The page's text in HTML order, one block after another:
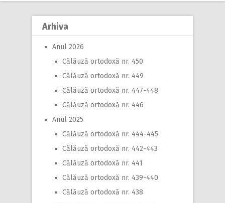
Arhiva
Anul 2026
Călăuză ortodoxă nr. 450
Călăuză ortodoxă nr. 449
Călăuză ortodoxă nr. 447-448
Călăuză ortodoxă nr. 446
Anul 2025
Călăuză ortodoxă nr. 444-445
Călăuză ortodoxă nr. 442-443
Călăuză ortodoxă nr. 441
Călăuză ortodoxă nr. 439-440
Călăuză ortodoxă nr. 438